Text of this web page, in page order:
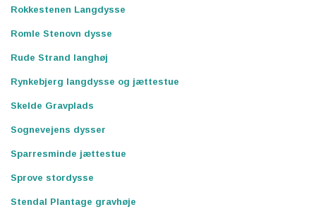
Rokkestenen Langdysse
Romle Stenovn dysse
Rude Strand langhøj
Rynkebjerg langdysse og jættestue
Skelde Gravplads
Sognevejens dysser
Sparresminde jættestue
Sprove stordysse
Stendal Plantage gravhøje